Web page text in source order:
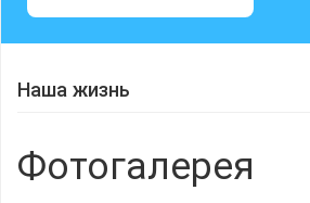
Наша жизнь
Фотогалерея